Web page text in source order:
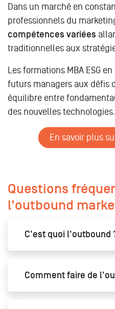
Dans un marché en
professionnels du
compétences variées
traditionnelles aux
Les formations MBA ESG
futurs managers aux défis
équilibre entre
des nouvelles technologies.
En savoir plus
Questions
l'outbound
C'est quoi l'outbound
Comment faire de